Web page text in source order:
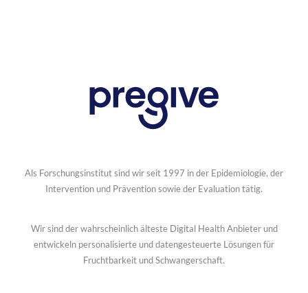
Als Forschungsinstitut sind wir seit 1997 in der Epidemiologie, der
Intervention und Prävention sowie der Evaluation tätig.
Wir sind der wahrscheinlich älteste Digital Health Anbieter und
entwickeln personalisierte und datengesteuerte Lösungen für
Fruchtbarkeit und Schwangerschaft.